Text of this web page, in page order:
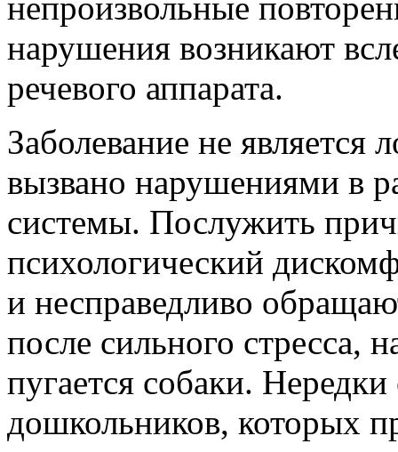
нарушения возникают
речевого аппарата.
Заболевание не является
вызвано нарушениями в
системы. Послужить
психологический
и несправедливо
после сильного стресса,
пугается собаки.
дошкольников, которых